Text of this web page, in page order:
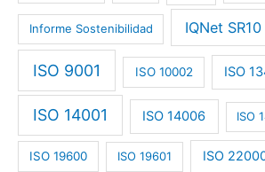
Informe Sostenibilidad IQNet SR10
ISO 9001 ISO 10002 ISO
ISO 14001 ISO 14006 ISO
ISO 19600 ISO 19601 ISO